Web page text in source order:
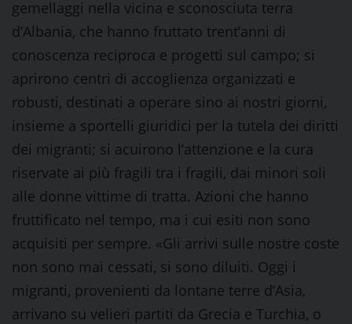
gemellaggi nella vicina e sconosciuta terra
d’Albania, che hanno fruttato trent’anni di
conoscenza reciproca e progetti sul campo; si
aprirono centri di accoglienza organizzati e
robusti, destinati a operare sino ai nostri giorni,
insieme a sportelli giuridici per la tutela dei diritti
dei migranti; si acuirono l’attenzione e la cura
riservate ai più fragili tra i fragili, dai minori soli
alle donne vittime di tratta. Azioni che hanno
fruttificato nel tempo, ma i cui esiti non sono
acquisiti per sempre. «Gli arrivi sulle nostre coste
non sono mai cessati, si sono diluiti. Oggi i
migranti, provenienti da lontane terre d’Asia,
arrivano su velieri partiti da Grecia e Turchia, o